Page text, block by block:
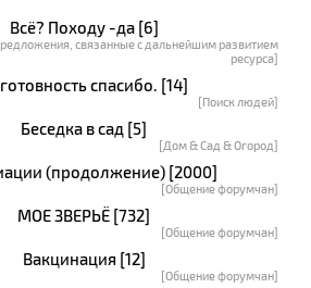
Всё? Походу -да [6]
связанные с дальнейшим развитием
ресурса]
спасибо. [14]
[Поиск людей]
Беседка в сад [5]
[Дом & Сад & Огород]
(продолжение) [2000]
[Общение форумчан]
МОЕ ЗВЕРЬЁ [732]
[Общение форумчан]
Вакцинация [12]
[Общение форумчан]